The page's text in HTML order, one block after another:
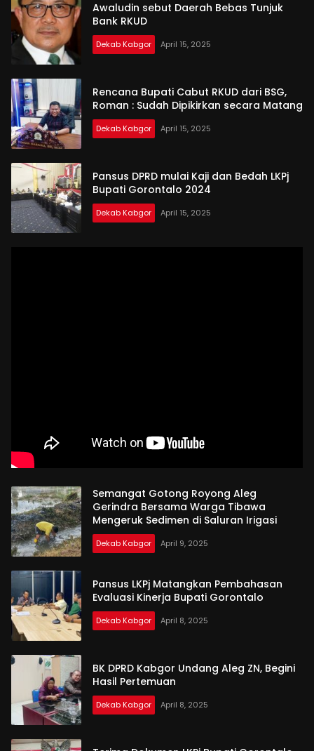
Awaludin sebut Daerah Bebas Tunjuk
Bank RKUD
Dekab Kabgor April 15, 2025
Rencana Bupati Cabut RKUD dari BSG,
Roman : Sudah Dipikirkan secara Matang
Dekab Kabgor April 15, 2025
Pansus DPRD mulai Kaji dan Bedah LKPj
Bupati Gorontalo 2024
Dekab Kabgor April 15, 2025
Semangat Gotong Royong Aleg
Gerindra Bersama Warga Tibawa
Mengeruk Sedimen di Saluran Irigasi
Dekab Kabgor April 9, 2025
Pansus LKPj Matangkan Pembahasan
Evaluasi Kinerja Bupati Gorontalo
Dekab Kabgor April 8, 2025
BK DPRD Kabgor Undang Aleg ZN, Begini
Hasil Pertemuan
Dekab Kabgor April 8, 2025